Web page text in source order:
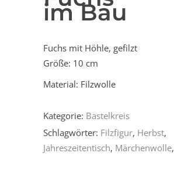
im Bau
Fuchs mit Höhle, gefilzt
Größe: 10 cm
Material: Filzwolle
Kategorie: Bastelkreis
Schlagwörter: Filzfigur, Herbst,
Jahreszeitentisch, Märchenwolle,